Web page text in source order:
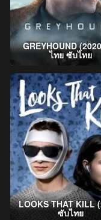
GREYHOUND
ไทย ซับไทย
LOOKS THAT KILL
ซับไทย